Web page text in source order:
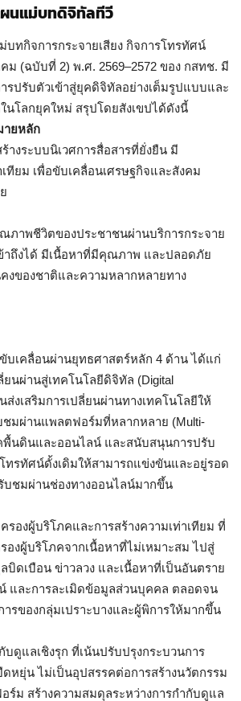
ผนแม่บทดิจิทัลทีวี
บทกิจการกระจายเสียง กิจการโทรทัศน์
ม (ฉบับที่ 2) พ.ศ. 2569–2572 ของ กสทช. มี
รปรับตัวเข้าสู่ยุคดิจิทัลอย่างเต็มรูปแบบและ
นโลกยุคใหม่ สรุปโดยสังเขปได้ดังนี้
ายหลัก
างระบบนิเวศการสื่อสารที่ยั่งยืน มี
ทียม เพื่อขับเคลื่อนเศรษฐกิจและสังคม
ภาพชีวิตของประชาชนผ่านบริการกระจาย
าถึงได้ มีเนื้อหาที่มีคุณภาพ และปลอดภัย
งของชาติและความหลากหลายทาง
เคลื่อนผ่านยุทธศาสตร์หลัก 4 ด้าน ได้แก่
ยนผ่านสู่เทคโนโลยีดิจิทัล (Digital
ส่งเสริมการเปลี่ยนผ่านทางเทคโนโลยีให้
ชมผ่านแพลตฟอร์มที่หลากหลาย (Multi-
พื้นดินและออนไลน์ และสนับสนุนการปรับ
ทรทัศน์ดั้งเดิมให้สามารถแข่งขันและอยู่รอด
ชมผ่านช่องทางออนไลน์มากขึ้น
รองผู้บริโภคและการสร้างความเท่าเทียม ที่
องผู้บริโภคจากเนื้อหาที่ไม่เหมาะสม ไปสู่
บิดเบือน ข่าวลวง และเนื้อหาที่เป็นอันตราย
และการละเมิดข้อมูลส่วนบุคคล ตลอดจน
ารของกลุ่มเปราะบางและผู้พิการให้มากขึ้น
บดูแลเชิงรุก ที่เน้นปรับปรุงกระบวนการ
หยุ่น ไม่เป็นอุปสรรคต่อการสร้างนวัตกรรม
ร์ม สร้างความสมดุลระหว่างการกำกับดูแล